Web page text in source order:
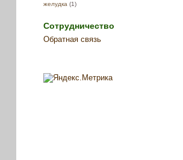
желудка (1)
Сотрудничество
Обратная связь